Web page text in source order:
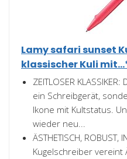
Lamy safari sunset
klassischer Kuli
ZEITLOSER
ein Schreibgerät,
Ikone mit Kultstatus.
wieder neu...
ÄSTHETISCH, ROBUST,
Kugelschreiber vereint